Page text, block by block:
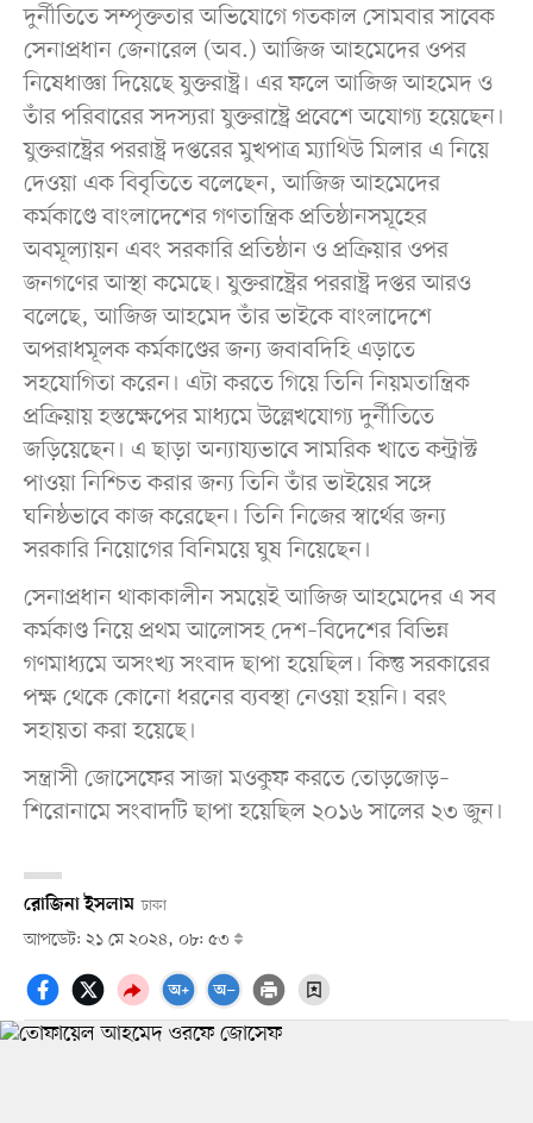
দুর্নীতিতে সম্পৃক্ততার অভিযোগে গতকাল সোমবার সাবেক
সেনাপ্রধান জেনারেল (অব.) আজিজ আহমেদের ওপর
নিষেধাজ্ঞা দিয়েছে যুক্তরাষ্ট্র। এর ফলে আজিজ আহমেদ ও
তাঁর পরিবারের সদস্যরা যুক্তরাষ্ট্রে প্রবেশে অযোগ্য হয়েছেন।
যুক্তরাষ্ট্রের পররাষ্ট্র দপ্তরের মুখপাত্র ম্যাথিউ মিলার এ নিয়ে
দেওয়া এক বিবৃতিতে বলেছেন, আজিজ আহমেদের
কর্মকাণ্ডে বাংলাদেশের গণতান্ত্রিক প্রতিষ্ঠানসমূহের
অবমূল্যায়ন এবং সরকারি প্রতিষ্ঠান ও প্রক্রিয়ার ওপর
জনগণের আস্থা কমেছে। যুক্তরাষ্ট্রের পররাষ্ট্র দপ্তর আরও
বলেছে, আজিজ আহমেদ তাঁর ভাইকে বাংলাদেশে
অপরাধমূলক কর্মকাণ্ডের জন্য জবাবদিহি এড়াতে
সহযোগিতা করেন। এটা করতে গিয়ে তিনি নিয়মতান্ত্রিক
প্রক্রিয়ায় হস্তক্ষেপের মাধ্যমে উল্লেখযোগ্য দুর্নীতিতে
জড়িয়েছেন। এ ছাড়া অন্যায্যভাবে সামরিক খাতে কন্ট্রাক্ট
পাওয়া নিশ্চিত করার জন্য তিনি তাঁর ভাইয়ের সঙ্গে
ঘনিষ্ঠভাবে কাজ করেছেন। তিনি নিজের স্বার্থের জন্য
সরকারি নিয়োগের বিনিময়ে ঘুষ নিয়েছেন।
সেনাপ্রধান থাকাকালীন সময়েই আজিজ আহমেদের এ সব
কর্মকাণ্ড নিয়ে প্রথম আলোসহ দেশ–বিদেশের বিভিন্ন
গণমাধ্যমে অসংখ্য সংবাদ ছাপা হয়েছিল। কিন্তু সরকারের
পক্ষ থেকে কোনো ধরনের ব্যবস্থা নেওয়া হয়নি। বরং
সহায়তা করা হয়েছে।
সন্ত্রাসী জোসেফের সাজা মওকুফ করতে তোড়জোড়–
শিরোনামে সংবাদটি ছাপা হয়েছিল ২০১৬ সালের ২৩ জুন।
রোজিনা ইসলাম ঢাকা
আপডেট: ২১ মে ২০২৪, ০৮: ৫৩